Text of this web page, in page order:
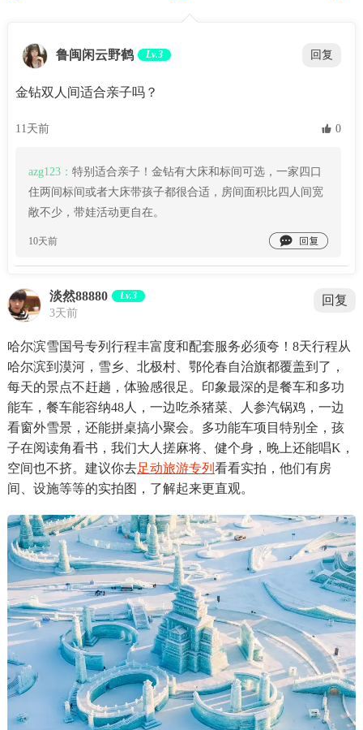
鲁闽闲云野鹤 Lv.3 回复
金钻双人间适合亲子吗？
11天前  0
azg123： 特别适合亲子！金钻有大床和标间可选，一家四口
住两间标间或者大床带孩子都很合适，房间面积比四人间宽
敞不少，带娃活动更自在。
10天前 
淡然88880 Lv.3
3天前
回复
哈尔滨雪国号专列行程丰富度和配套服务必须夸！8天行程从
哈尔滨到漠河，雪乡、北极村、鄂伦春自治旗都覆盖到了，
每天的景点不赶趟，体验感很足。印象最深的是餐车和多功
能车，餐车能容纳48人，一边吃杀猪菜、人参汽锅鸡，一边
看窗外雪景，还能拼桌搞小聚会。多功能车项目特别全，孩
子在阅读角看书，我们大人搓麻将、健个身，晚上还能唱K，
空间也不挤。建议你去足动旅游专列 看看实拍，他们有房
间、设施等等的实拍图，了解起来更直观。